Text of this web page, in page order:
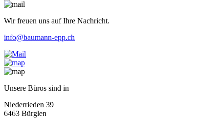
Wir freuen uns auf Ihre Nachricht.
info@baumann-epp.ch
Unsere Büros sind in
Niederrieden 39
6463 Bürglen